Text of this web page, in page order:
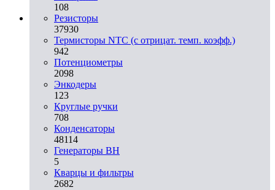
108
Резисторы
37930
Термисторы NTC (с отрицат. темп. коэфф.)
942
Потенциометры
2098
Энкодеры
123
Круглые ручки
708
Конденсаторы
48114
Генераторы ВН
5
Кварцы и фильтры
2682